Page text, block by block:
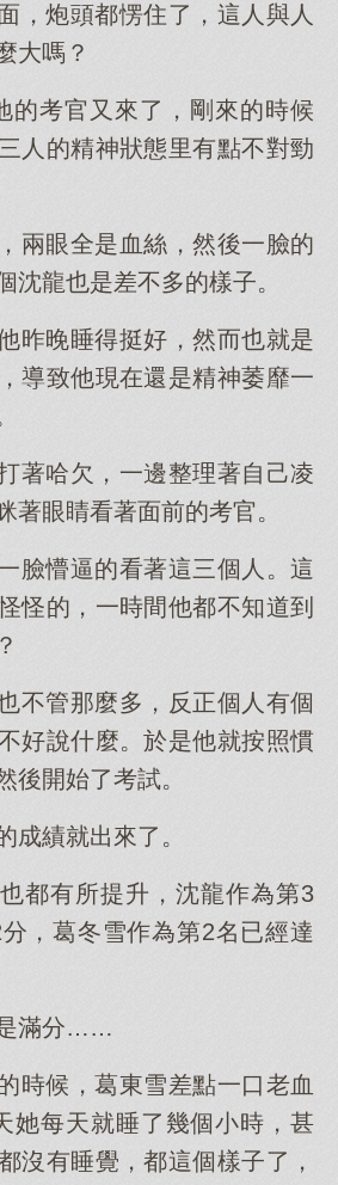
，炮頭都愣住了，這人與人
大嗎？
的考官又來了，剛來的時候
人的精神狀態里有點不對勁
兩眼全是血絲，然後一臉的
沈龍也是差不多的樣子。
昨晚睡得挺好，然而也就是
導致他現在還是精神萎靡一
著哈欠，一邊整理著自己凌
著眼睛看著面前的考官。
臉懵逼的看著這三個人。這
怪的，一時間他都不知道到
不管那麼多，反正個人有個
好說什麼。於是他就按照慣
後開始了考試。
成績就出來了。
都有所提升，沈龍作為第3
，葛冬雪作為第2名已經達
滿分……
時候，葛東雪差點一口老血
她每天就睡了幾個小時，甚
沒有睡覺，都這個樣子了，